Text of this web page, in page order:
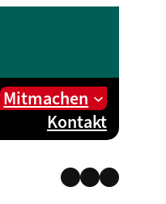
Mitmachen
Kontakt
Instagram
Facebook